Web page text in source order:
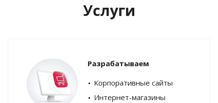
Услуги
Разрабатываем
Корпоративные сайты
Интернет-магазины